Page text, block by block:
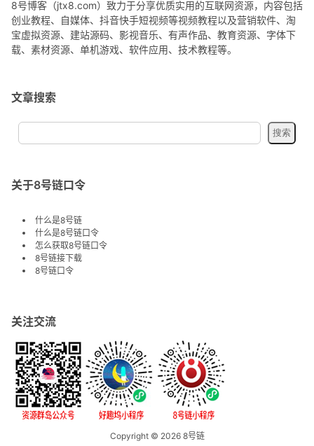
8号博客（jtx8.com）致力于分享优质实用的互联网资源，内容包括
创业教程、自媒体、抖音快手短视频等视频教程以及营销软件、淘
宝虚拟资源、建站源码、影视音乐、有声作品、教育资源、字体下
载、素材资源、单机游戏、软件应用、技术教程等。
文章搜索
关于8号链口令
什么是8号链
什么是8号链口令
怎么获取8号链口令
8号链接下载
8号链口令
关注交流
Copyright © 20268号链